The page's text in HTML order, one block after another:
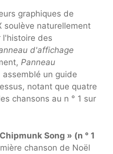
graphiques de
soulève naturellement
l'histoire des
d'affichage
Panneau
assemblé un guide
notant que quatre
chansons au n ° 1 sur
Song » (n ° 1
chanson de Noël